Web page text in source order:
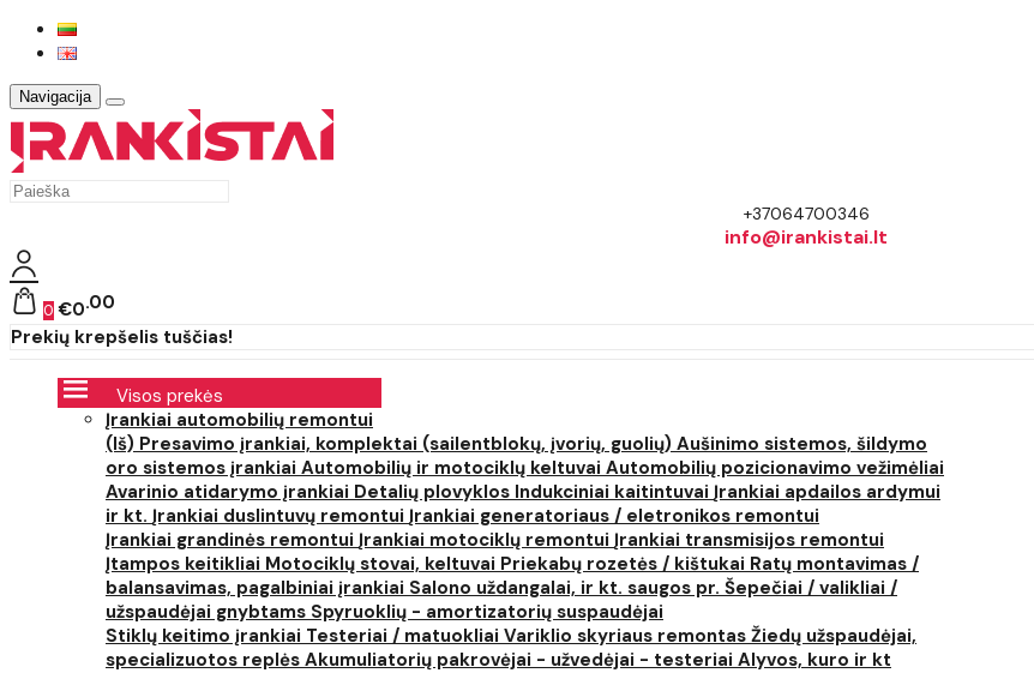
Navigacija
+37064700346
info@irankistai.lt
0 €0 00
Prekių krepšelis tuščias!
Visos prekės
Įrankiai automobilių remontui
(Iš) Presavimo įrankiai, komplektai (sailentblokų, įvorių, guolių) Aušinimo sistemos, šildymo
oro sistemos įrankiai Automobilių ir motociklų keltuvai Automobilių pozicionavimo vežimėliai
Avarinio atidarymo įrankiai Detalių plovyklos Indukciniai kaitintuvai Įrankiai apdailos ardymui
ir kt. Įrankiai duslintuvų remontui Įrankiai generatoriaus / eletronikos remontui
Įrankiai grandinės remontui Įrankiai motociklų remontui Įrankiai transmisijos remontui
Įtampos keitikliai Motociklų stovai, keltuvai Priekabų rozetės / kištukai Ratų montavimas /
balansavimas, pagalbiniai įrankiai Salono uždangalai, ir kt. saugos pr. Šepečiai / valikliai /
užspaudėjai gnybtams Spyruoklių - amortizatorių suspaudėjai
Stiklų keitimo įrankiai Testeriai / matuokliai Variklio skyriaus remontas Žiedų užspaudėjai,
specializuotos replės Akumuliatorių pakrovėjai - užvedėjai - testeriai Alyvos, kuro ir kt